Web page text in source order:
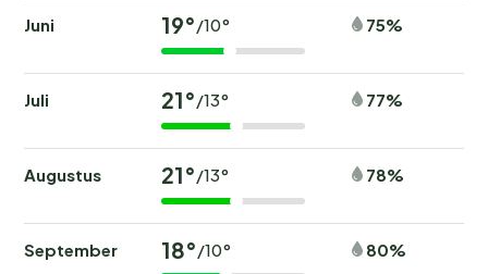
Juni 19°/10° 75%
Juli 21°/13° 77%
Augustus 21°/13° 78%
September 18°/10° 80%